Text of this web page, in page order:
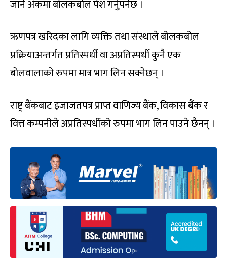
जाने अंकमा बोलकबोल पेश गर्नुपर्नेछ ।
ऋणपत्र खरिदका लागि व्यक्ति तथा संस्थाले बोलकबोल
प्रक्रियाअन्तर्गत प्रतिस्पर्धी वा अप्रतिस्पर्धी कुनै एक
बोलवालाको रुपमा मात्र भाग लिन सक्नेछन् ।
राष्ट्र बैंकबाट इजाजतपत्र प्राप्त वाणिज्य बैंक, विकास बैंक र
वित्त कम्पनीले अप्रतिस्पर्धीको रुपमा भाग लिन पाउने छैनन् ।